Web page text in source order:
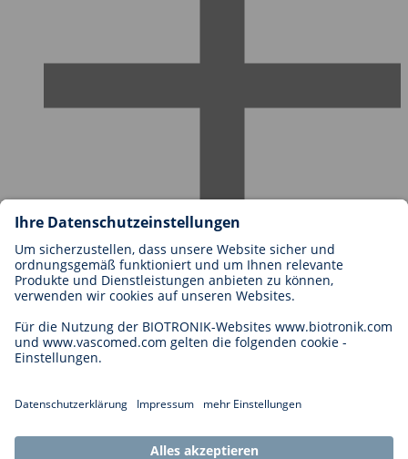
Karriere bei BIOTRONIK
Einstieg
Bewerbung
Karrierechancen
Cookie-Einstellungen